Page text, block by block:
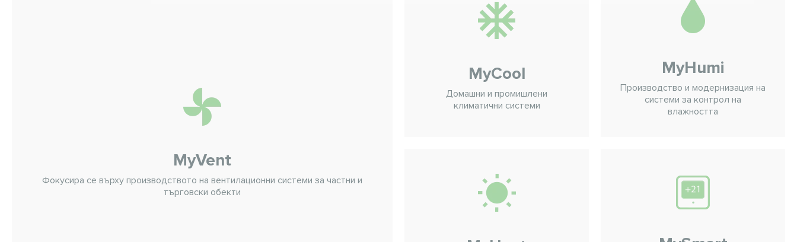
MyVent
Фокусира се върху производството на вентилационни системи за частни и
търговски обекти
MyCool
Домашни и промишлени
климатични системи
MyHumi
Производство и модернизация на
системи за контрол на
влажността